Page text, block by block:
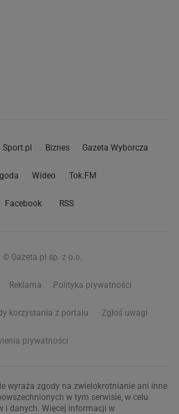
Sport.pl Biznes Gazeta Wyborcza
Wideo Tok.FM
Facebook RSS
© Gazeta.pl sp. z o.o.
Reklama Polityka prywatności
korzystania z portalu Zgłoś uwagi
prywatności
wyraża zgody na zwielokrotnianie ani inne
w tym serwisie, w celu
i danych. Więcej informacji w